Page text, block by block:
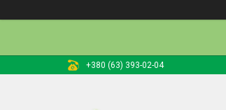
+380 (63) 393-02-04